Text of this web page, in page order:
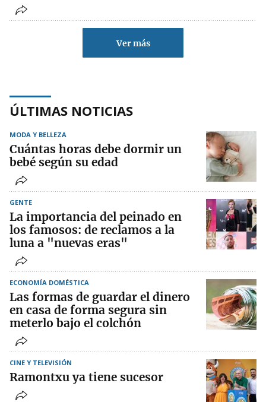
Ver más
ÚLTIMAS NOTICIAS
MODA Y BELLEZA
Cuántas horas debe dormir un
bebé según su edad
GENTE
La importancia del peinado en
los famosos: de reclamos a la
luna a "nuevas eras"
ECONOMÍA DOMÉSTICA
Las formas de guardar el dinero
en casa de forma segura sin
meterlo bajo el colchón
CINE Y TELEVISIÓN
Ramontxu ya tiene sucesor